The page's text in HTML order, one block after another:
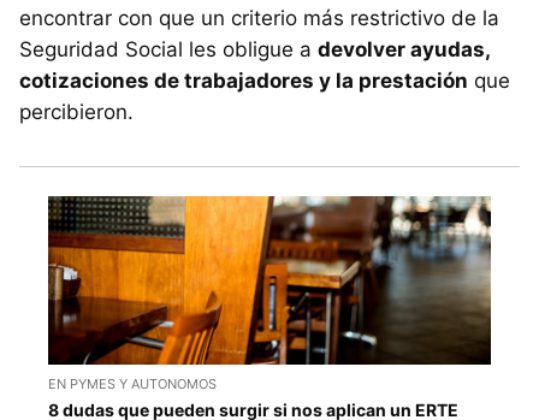
encontrar con que un criterio más restrictivo de la
Seguridad Social les obligue a devolver ayudas,
cotizaciones de trabajadores y la prestación que
percibieron.
EN PYMES Y AUTONOMOS
8 dudas que pueden surgir si nos aplican un ERTE